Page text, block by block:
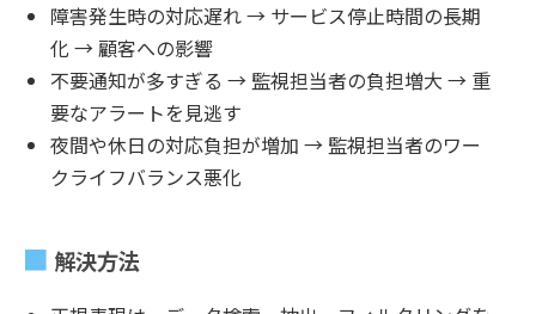
障害発生時の対応遅れ → サービス停止時間の長期
化 → 顧客への影響
不要通知が多すぎる → 監視担当者の負担増大 → 重
要なアラートを見逃す
夜間や休日の対応負担が増加 → 監視担当者のワー
クライフバランス悪化
解決方法